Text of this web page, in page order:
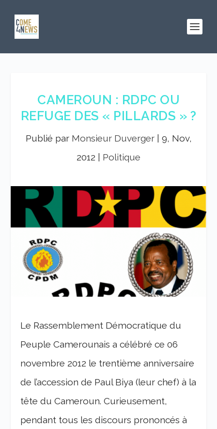
CAMEROUN : RDPC OU
REFUGE DES « PILLARDS » ?
Publié par Monsieur Duverger| 9, Nov,
2012
Politique
Le Rassemblement Démocratique du
Peuple Camerounais a célébré ce 06
novembre 2012 le trentième anniversaire
de l’accession de Paul Biya (leur chef) à la
tête du Cameroun. Curieusement,
pendant tous les discours prononcés à